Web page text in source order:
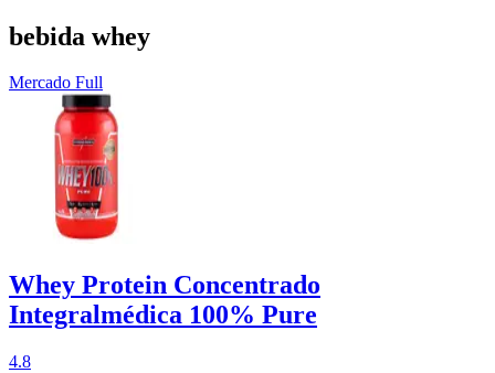
bebida whey
Mercado Full
Whey Protein Concentrado
Integralmédica 100% Pure
4.8